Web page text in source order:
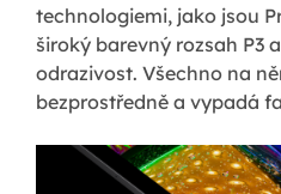
technologiemi, jako jsou
široký barevný rozsah P3
odrazivost. Všechno na
bezprostředně a vypadá